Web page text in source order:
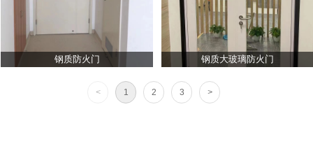
钢质防火门 钢质大玻璃防火门
< 1 2 3 >